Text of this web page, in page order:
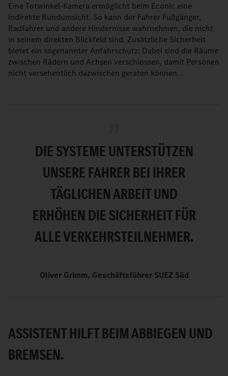
Eine Totwinkel-Kamera ermöglicht beim Econic eine
indirekte Rundumsicht. So kann der Fahrer Fußgänger,
Radfahrer und andere Hindernisse wahrnehmen, die nicht
in seinem direkten Blickfeld sind. Zusätzliche Sicherheit
bietet ein sogenannter Anfahrschutz: Dabei sind die Räume
zwischen Rädern und Achsen verschlossen, damit Personen
nicht versehentlich dazwischen geraten können.
DIE SYSTEME UNTERSTÜTZEN
UNSERE FAHRER BEI IHRER
TÄGLICHEN ARBEIT UND
ERHÖHEN DIE SICHERHEIT FÜR
ALLE VERKEHRSTEILNEHMER.
Oliver Grimm, Geschäftsführer SUEZ Süd
ASSISTENT HILFT BEIM ABBIEGEN UND
BREMSEN.